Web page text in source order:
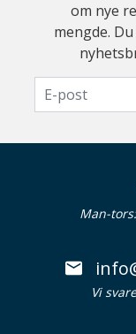
om nye
mengde.
Man-
Vi